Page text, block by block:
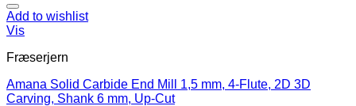
Add to wishlist
Vis
Fræserjern
Amana Solid Carbide End Mill 1,5 mm, 4-Flute, 2D 3D
Carving, Shank 6 mm, Up-Cut